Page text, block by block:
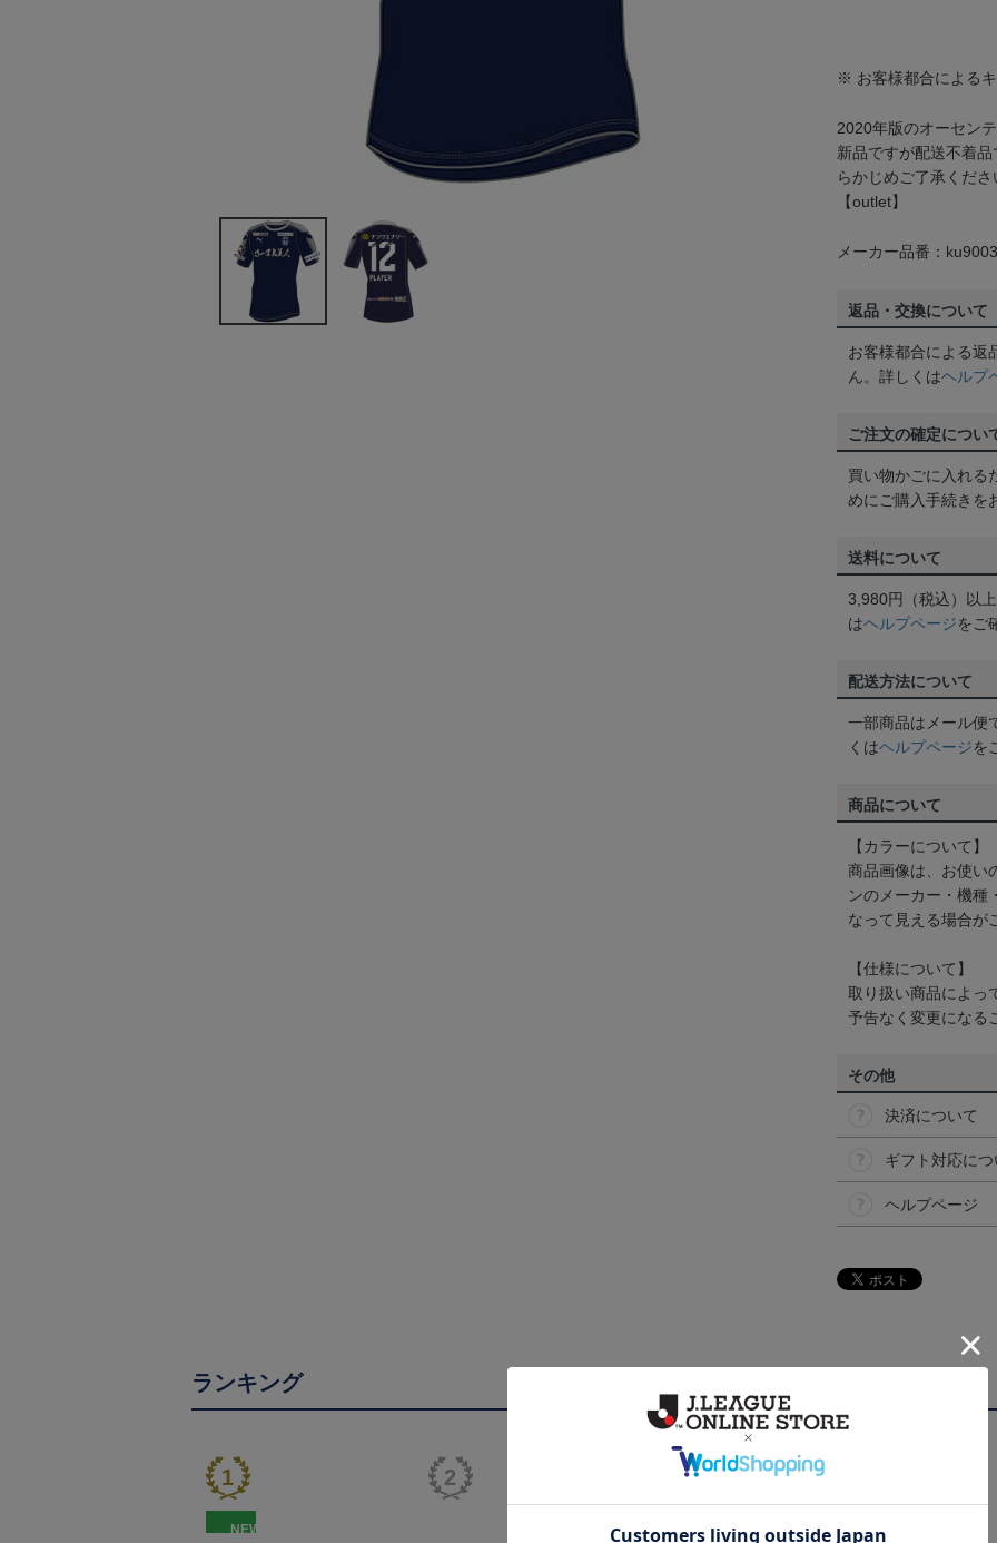
※ お客様都合による
2020年版のオーセン
新品ですが配送不着
らかじめご了承くださ
【outlet】
メーカー品番：
返品・交換について
お客様都合による返
ん。詳しくはヘルプ
ご注文の確定につい
買い物かごに入れる
めにご購入手続きを
送料について
3,980円（税込）以
はヘルプページをご
配送方法について
一部商品はメール便
くはヘルプページを
商品について
【カラーについて】
商品画像は、お使い
ンのメーカー・機種
なって見える場合が
【仕様について】
取り扱い商品によっ
予告なく変更になる
その他
決済について
ギフト対応に
ヘルプページ
ランキング
NEW